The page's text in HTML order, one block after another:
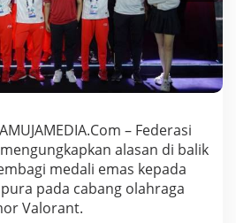
– Federasi
mengungkapkan alasan di balik
medali emas kepada
pada cabang olahraga
Valorant.